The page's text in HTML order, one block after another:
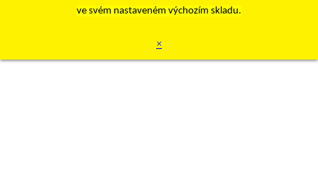
ve svém nastaveném výchozím skladu.
×